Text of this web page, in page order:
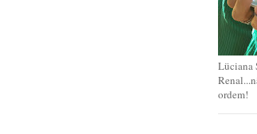
Lüciana
ordem!